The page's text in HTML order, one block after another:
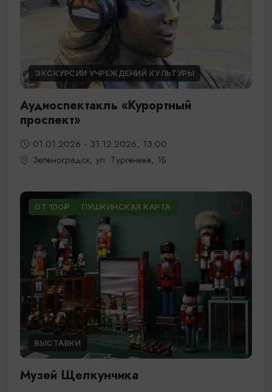
ЭКСКУРСИИ УЧРЕЖДЕНИЙ КУЛЬТУРЫ
Аудиоспектакль «Курортный
проспект»
01.01.2026 - 31.12.2026, 13:00
Зеленоградск, ул. Тургенева, 1Б
ОТ 100₽ ПУШКИНСКАЯ КАРТА
ВЫСТАВКИ
Музей Щелкунчика